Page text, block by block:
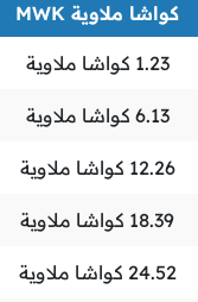
كواشا ملاوية MWK
1.23 كواشا ملاوية
6.13 كواشا ملاوية
12.26 كواشا ملاوية
18.39 كواشا ملاوية
24.52 كواشا ملاوية